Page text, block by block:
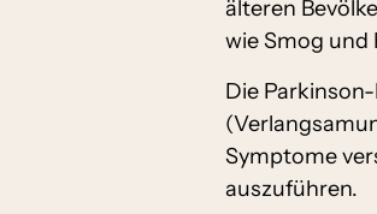
älteren
wie Smog und
Die
Symptome
auszuführen.